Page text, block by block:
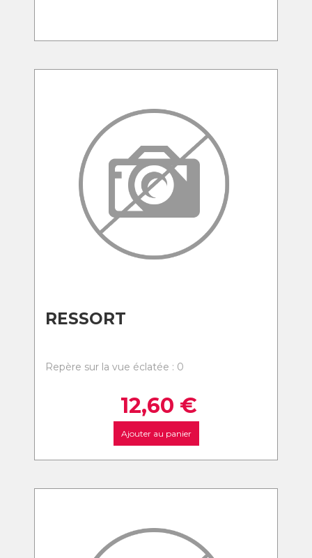
RESSORT
Repère sur la vue éclatée : 0
12,60 €
Ajouter au panier